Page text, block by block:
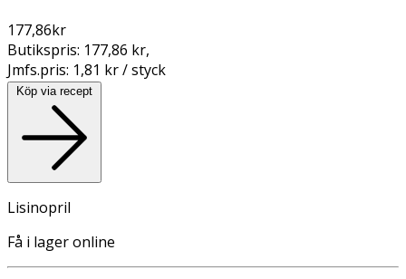
177,86kr
Butikspris: 177,86 kr,
Jmfs.pris: 1,81 kr / styck
Köp via recept
Lisinopril
Få i lager online